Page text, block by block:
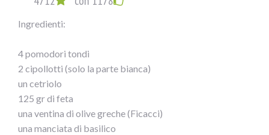
Ingredienti:
4 pomodori tondi
2 cipollotti (solo la parte bianca)
un cetriolo
125 gr di feta
una ventina di olive greche (Ficacci)
una manciata di basilico